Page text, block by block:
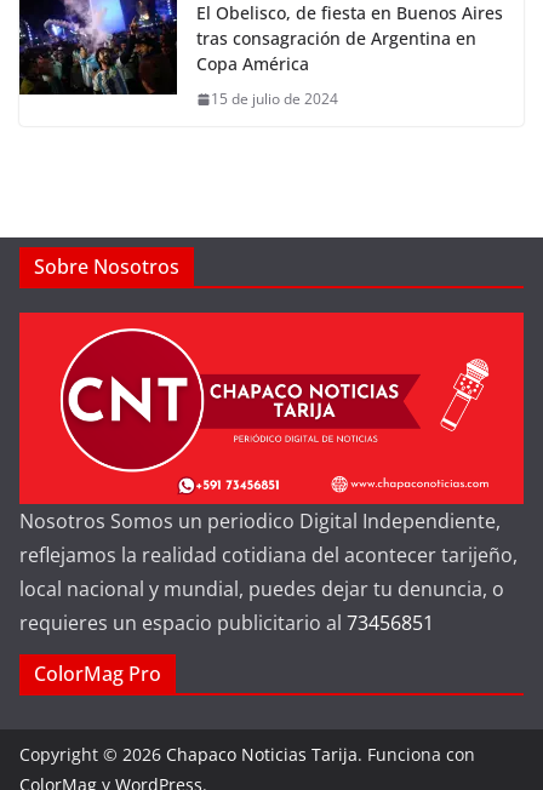
El Obelisco, de fiesta en Buenos Aires
tras consagración de Argentina en
Copa América
15 de julio de 2024
Sobre Nosotros
Nosotros Somos un periodico Digital Independiente,
reflejamos la realidad cotidiana del acontecer tarijeño,
local nacional y mundial, puedes dejar tu denuncia, o
requieres un espacio publicitario al 73456851
ColorMag Pro
Copyright © 2026 Chapaco Noticias Tarija. Funciona con
ColorMag y WordPress.